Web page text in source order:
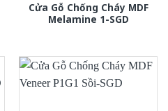
Cửa Gỗ Chống Cháy MDF
Melamine 1-SGD